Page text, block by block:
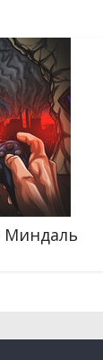
Миндаль